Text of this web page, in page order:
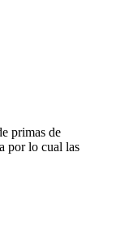
primas de
por lo cual las